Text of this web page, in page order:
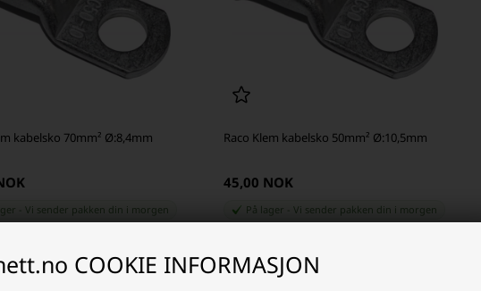
COOKIE INFORMASJON
kabelsko 70mm² Ø:8,4mm
-Vi sender pakken din i morgen
+
Raco Klem kabelsko 50mm² Ø:10,5mm
45,00 NOK
På lager Vi sender pakken din i morgen
- +